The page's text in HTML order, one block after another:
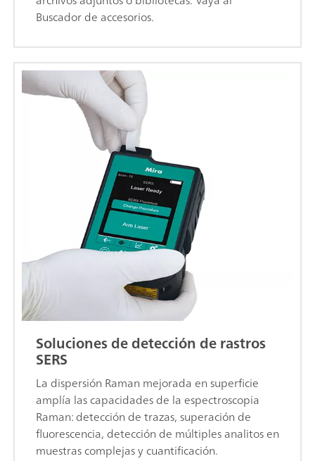
Buscador de accesorios.
Soluciones de detección de rastros
SERS
La dispersión Raman mejorada en superficie
amplía las capacidades de la espectroscopia
Raman: detección de trazas, superación de
fluorescencia, detección de múltiples analitos en
muestras complejas y cuantificación.